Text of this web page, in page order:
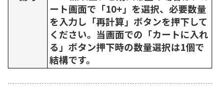
ート画面で「10+」を選択、必要数量
を入力し「再計算」ボタンを押下して
ください。当画面での「カートに入れ
る」ボタン押下時の数量選択は1個で
結構です。